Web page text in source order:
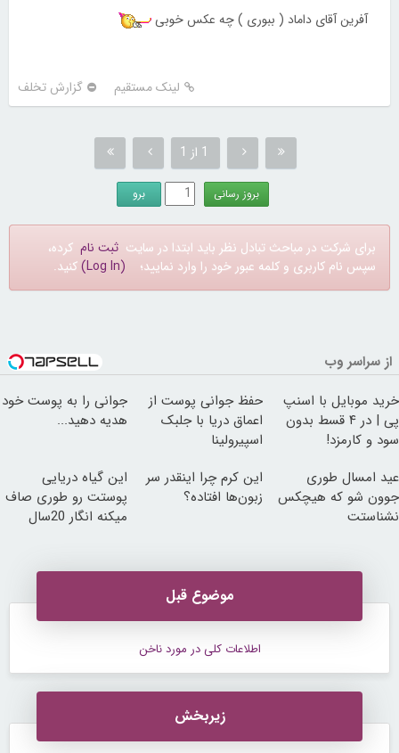
آفرین آقای داماد ( ببوری ) چه عکس خوبی
لینک مستقیم گزارش تخلف
1 از 1
برای شرکت در مباحث تبادل نظر باید ابتدا در سایت ثبت نام کرده،
سپس نام کاربری و کلمه عبور خود را وارد نمایید؛ (Log In) کنید.
از سراسر وب
خرید موبایل با اسنپ
پی | در ۴ قسط بدون
سود و کارمزد!
حفظ جوانی پوست از
اعماق دریا با جلبک
اسپیرولینا
جوانی را به پوست خود
هدیه دهید...
عید امسال طوری
جوون شو که هیچکس
نشناستت
این کرم چرا اینقدر سر
زبون‌ها افتاده؟
این گیاه دریایی
پوستت رو طوری صاف
میکنه انگار 20سال
موضوع قبل
اطلاعات کلی در مورد ناخن
زیربخش